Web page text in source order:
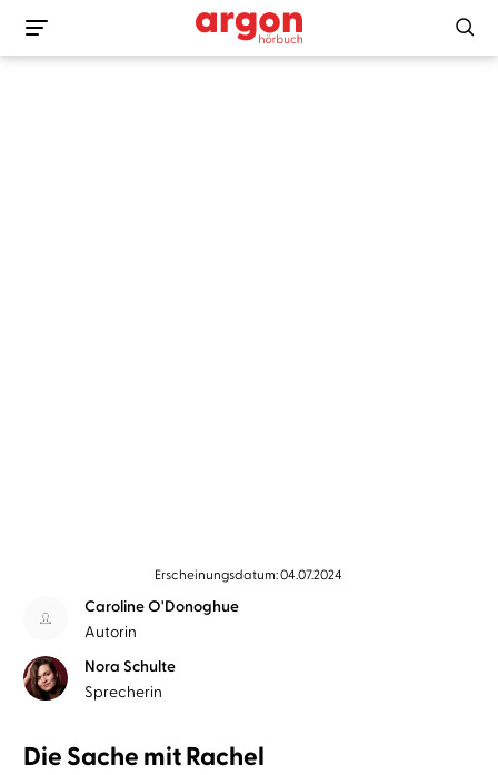
Erscheinungsdatum: 04.07.2024
Caroline O'Donoghue
Autorin
Nora Schulte
Sprecherin
Die Sache mit Rachel